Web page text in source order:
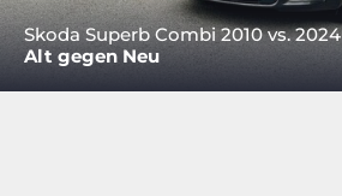
Skoda Superb Combi 2010 vs. 2024
Alt gegen Neu